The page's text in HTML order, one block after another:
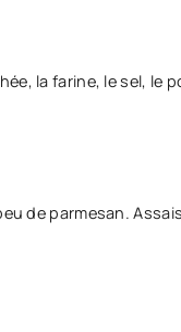
la farine, le sel, le
de parmesan.